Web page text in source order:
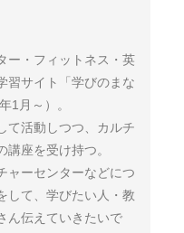
ー・フィットネス・英
習サイト「学びのまな
1月～）。
て活動しつつ、カルチ
講座を受け持つ。
ャーセンターなどにつ
して、学びたい人・教
ん伝えていきたいで